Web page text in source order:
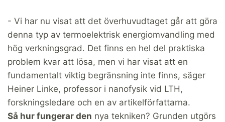
- Vi har nu visat att det överhuvudtaget går att göra
denna typ av termoelektrisk energiomvandling med
hög verkningsgrad. Det finns en hel del praktiska
problem kvar att lösa, men vi har visat att en
fundamentalt viktig begränsning inte finns, säger
Heiner Linke, professor i nanofysik vid LTH,
forskningsledare och en av artikelförfattarna.
Så hur fungerar den nya tekniken? Grunden utgörs